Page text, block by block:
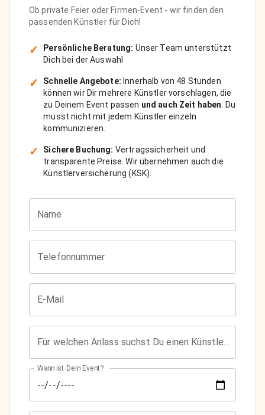
Ob private Feier oder Firmen-Event - wir finden den
passenden Künstler für Dich!
✓ Persönliche Beratung: Unser Team unterstützt
Dich bei der Auswahl
✓ Schnelle Angebote: Innerhalb von 48 Stunden
können wir Dir mehrere Künstler vorschlagen, die
zu Deinem Event passen und auch Zeit haben . Du
musst nicht mit jedem Künstler einzeln
kommunizieren.
✓ Sichere Buchung: Vertragssicherheit und
transparente Preise. Wir übernehmen auch die
Künstlerversicherung (KSK).
Name
Telefonnummer
E-Mail
Für welchen Anlass suchst Du einen Künstler?
Wann ist Dein Event?